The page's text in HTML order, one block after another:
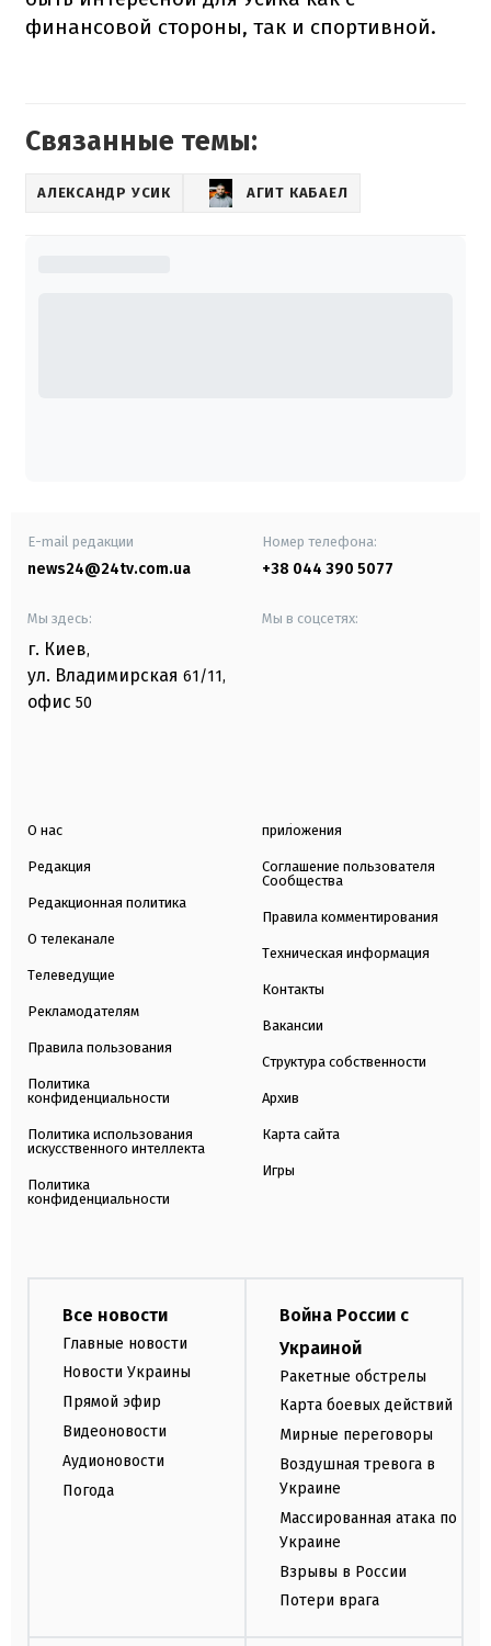
финансовой стороны, так и спортивной.
Связанные темы:
АЛЕКСАНДР УСИК АГИТ КАБАЕЛ
E-mail редакции
news24@24tv.com.ua
Номер телефона:
+38 044 390 5077
Мы здесь:
г. Киев,
ул. Владимирская 61/11,
офис 50
Мы в соцсетях:
О нас
Редакция
Редакционная политика
О телеканале
Телеведущие
Рекламодателям
Правила пользования
Политика
конфиденциальности
Политика использования
искусственного интеллекта
Политика
конфиденциальности
приложения
Соглашение пользователя
Сообщества
Правила комментирования
Техническая информация
Контакты
Вакансии
Структура собственности
Архив
Карта сайта
Игры
Все новости
Главные новости
Новости Украины
Прямой эфир
Видеоновости
Аудионовости
Погода
Война России с
Украиной
Ракетные обстрелы
Карта боевых действий
Мирные переговоры
Воздушная тревога в
Украине
Массированная атака по
Украине
Взрывы в России
Потери врага